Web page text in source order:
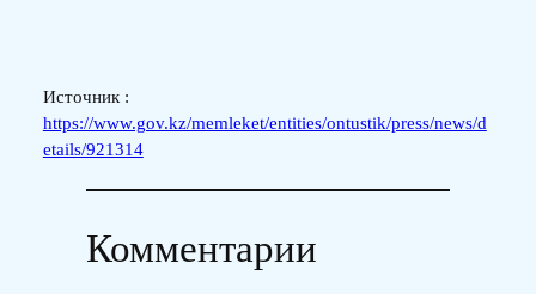
Источник :
https://www.gov.kz/memleket/entities/ontustik/press/news/d
etails/921314
Комментарии